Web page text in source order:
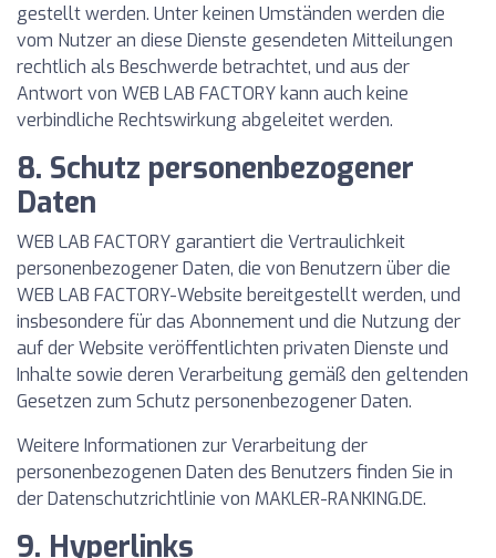
gestellt werden. Unter keinen Umständen werden die
vom Nutzer an diese Dienste gesendeten Mitteilungen
rechtlich als Beschwerde betrachtet, und aus der
Antwort von WEB LAB FACTORY kann auch keine
verbindliche Rechtswirkung abgeleitet werden.
8. Schutz personenbezogener
Daten
WEB LAB FACTORY garantiert die Vertraulichkeit
personenbezogener Daten, die von Benutzern über die
WEB LAB FACTORY-Website bereitgestellt werden, und
insbesondere für das Abonnement und die Nutzung der
auf der Website veröffentlichten privaten Dienste und
Inhalte sowie deren Verarbeitung gemäß den geltenden
Gesetzen zum Schutz personenbezogener Daten.
Weitere Informationen zur Verarbeitung der
personenbezogenen Daten des Benutzers finden Sie in
der Datenschutzrichtlinie von MAKLER-RANKING.DE.
9. Hyperlinks